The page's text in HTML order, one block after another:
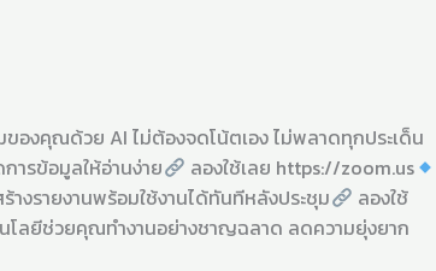
ของคุณด้วย AI ไม่ต้องจดโน้ตเอง ไม่พลาดทุกประเด็น
ารข้อมูลให้อ่านง่าย
ลองใช้เลย https://zoom.us
งรายงานพร้อมใช้งานได้ทันทีหลังประชุม
ลองใช้
โลยีช่วยคุณทำงานอย่างชาญฉลาด ลดความยุ่งยาก